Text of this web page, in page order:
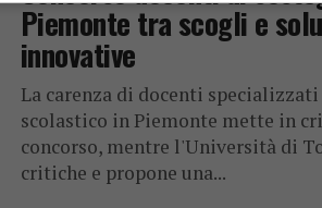
Piemonte tra scogli e
innovative
La carenza di docenti
scolastico in Piemonte mette in
concorso, mentre l'Università di
critiche e propone una...